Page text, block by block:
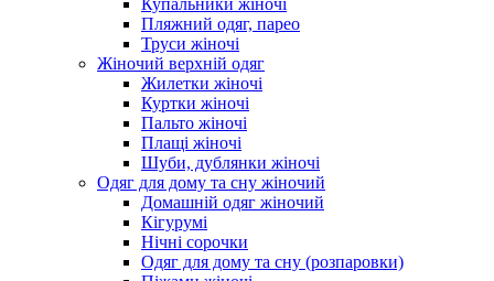
Купальники жіночі
Пляжний одяг, парео
Труси жіночі
Жіночий верхній одяг
Жилетки жіночі
Куртки жіночі
Пальто жіночі
Плащі жіночі
Шуби, дублянки жіночі
Одяг для дому та сну жіночий
Домашній одяг жіночий
Кігурумі
Нічні сорочки
Одяг для дому та сну (розпаровки)